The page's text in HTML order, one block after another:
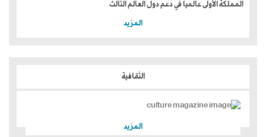
المملكة الأولى عالمياً في دعم دول العالم الثالث
المزيد
الثقافية
المزيد